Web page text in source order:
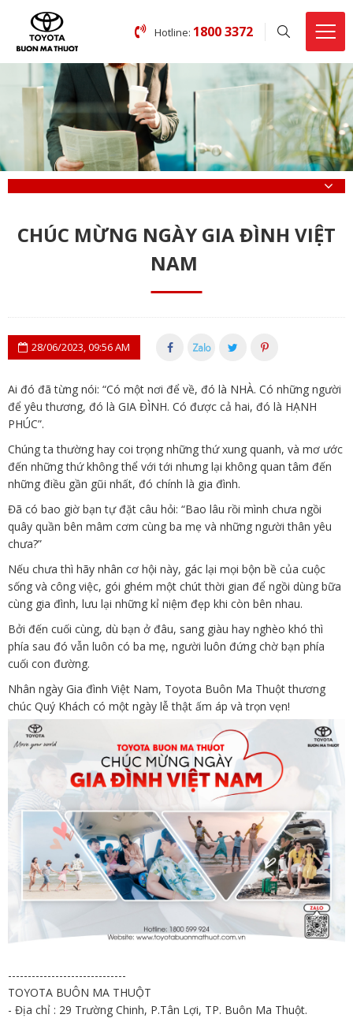
Hotline: 1800 3372
CHÚC MỪNG NGÀY GIA ĐÌNH VIỆT
NAM
28/06/2023, 09:56 AM
Ai đó đã từng nói: “Có một nơi để về, đó là NHÀ. Có những người
để yêu thương, đó là GIA ĐÌNH. Có được cả hai, đó là HẠNH
PHÚC”.
Chúng ta thường hay coi trọng những thứ xung quanh, và mơ ước
đến những thứ không thể với tới nhưng lại không quan tâm đến
những điều gần gũi nhất, đó chính là gia đình.
Đã có bao giờ bạn tự đặt câu hỏi: “Bao lâu rồi mình chưa ngồi
quây quần bên mâm cơm cùng ba mẹ và những người thân yêu
chưa?”
Nếu chưa thì hãy nhân cơ hội này, gác lại mọi bộn bề của cuộc
sống và công việc, gói ghém một chút thời gian để ngồi dùng bữa
cùng gia đình, lưu lại những kỉ niệm đẹp khi còn bên nhau.
Bởi đến cuối cùng, dù bạn ở đâu, sang giàu hay nghèo khó thì
phía sau đó vẫn luôn có ba mẹ, người luôn đứng chờ bạn phía
cuối con đường.
Nhân ngày Gia đình Việt Nam, Toyota Buôn Ma Thuột thương
chúc Quý Khách có một ngày lễ thật ấm áp và trọn vẹn!
------------------------------
TOYOTA BUÔN MA THUỘT
- Địa chỉ : 29 Trường Chinh, P.Tân Lợi, TP. Buôn Ma Thuột.